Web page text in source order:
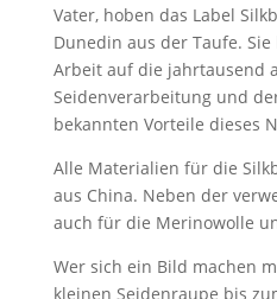
Vater, hoben das Label
Dunedin aus der Taufe.
Arbeit auf die jahrtausend
Seidenverarbeitung und
bekannten Vorteile dieses
Alle Materialien für die
aus China. Neben der
auch für die Merinowolle
Wer sich ein Bild machen
kleinen Seidenraupe bis